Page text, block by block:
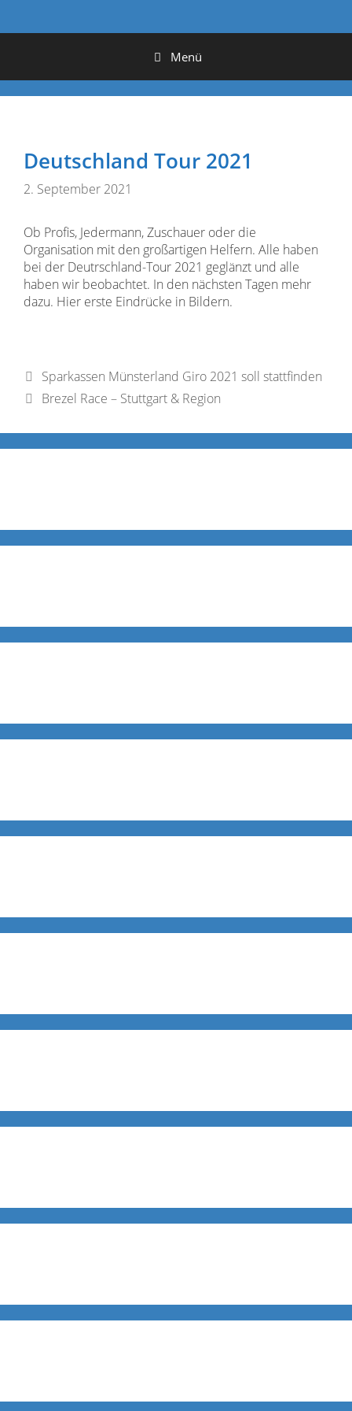
Menü
Deutschland Tour 2021
2. September 2021
Ob Profis, Jedermann, Zuschauer oder die
Organisation mit den großartigen Helfern. Alle haben
bei der Deutrschland-Tour 2021 geglänzt und alle
haben wir beobachtet. In den nächsten Tagen mehr
dazu. Hier erste Eindrücke in Bildern.
Sparkassen Münsterland Giro 2021 soll stattfinden
Brezel Race – Stuttgart & Region